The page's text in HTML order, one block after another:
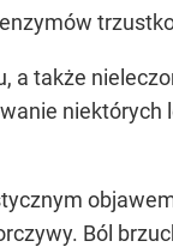
także
niektórych
Ból